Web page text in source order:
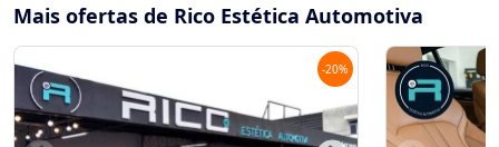
Mais ofertas de Rico Estética Automotiva
-20%